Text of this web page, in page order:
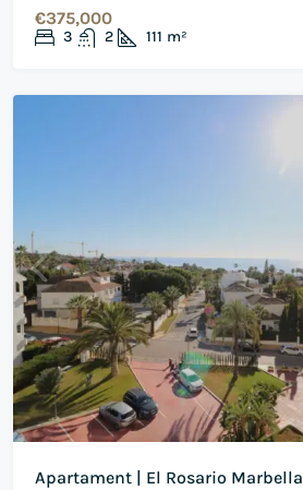
€375,000
3 2 111 m²
Apartament | El Rosario Marbella